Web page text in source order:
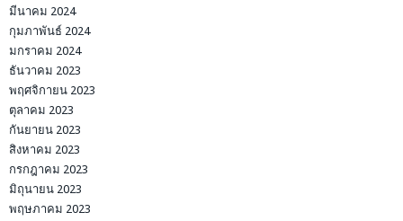
มีนาคม 2024
กุมภาพันธ์ 2024
มกราคม 2024
ธันวาคม 2023
พฤศจิกายน 2023
ตุลาคม 2023
กันยายน 2023
สิงหาคม 2023
กรกฎาคม 2023
มิถุนายน 2023
พฤษภาคม 2023